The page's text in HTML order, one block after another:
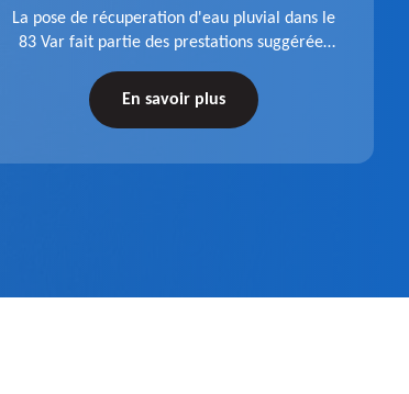
La pose de récuperation d'eau pluvial dans le
83 Var fait partie des prestations suggérées
récupérateur d'eau entièrement fonctionnel
En savoir plus